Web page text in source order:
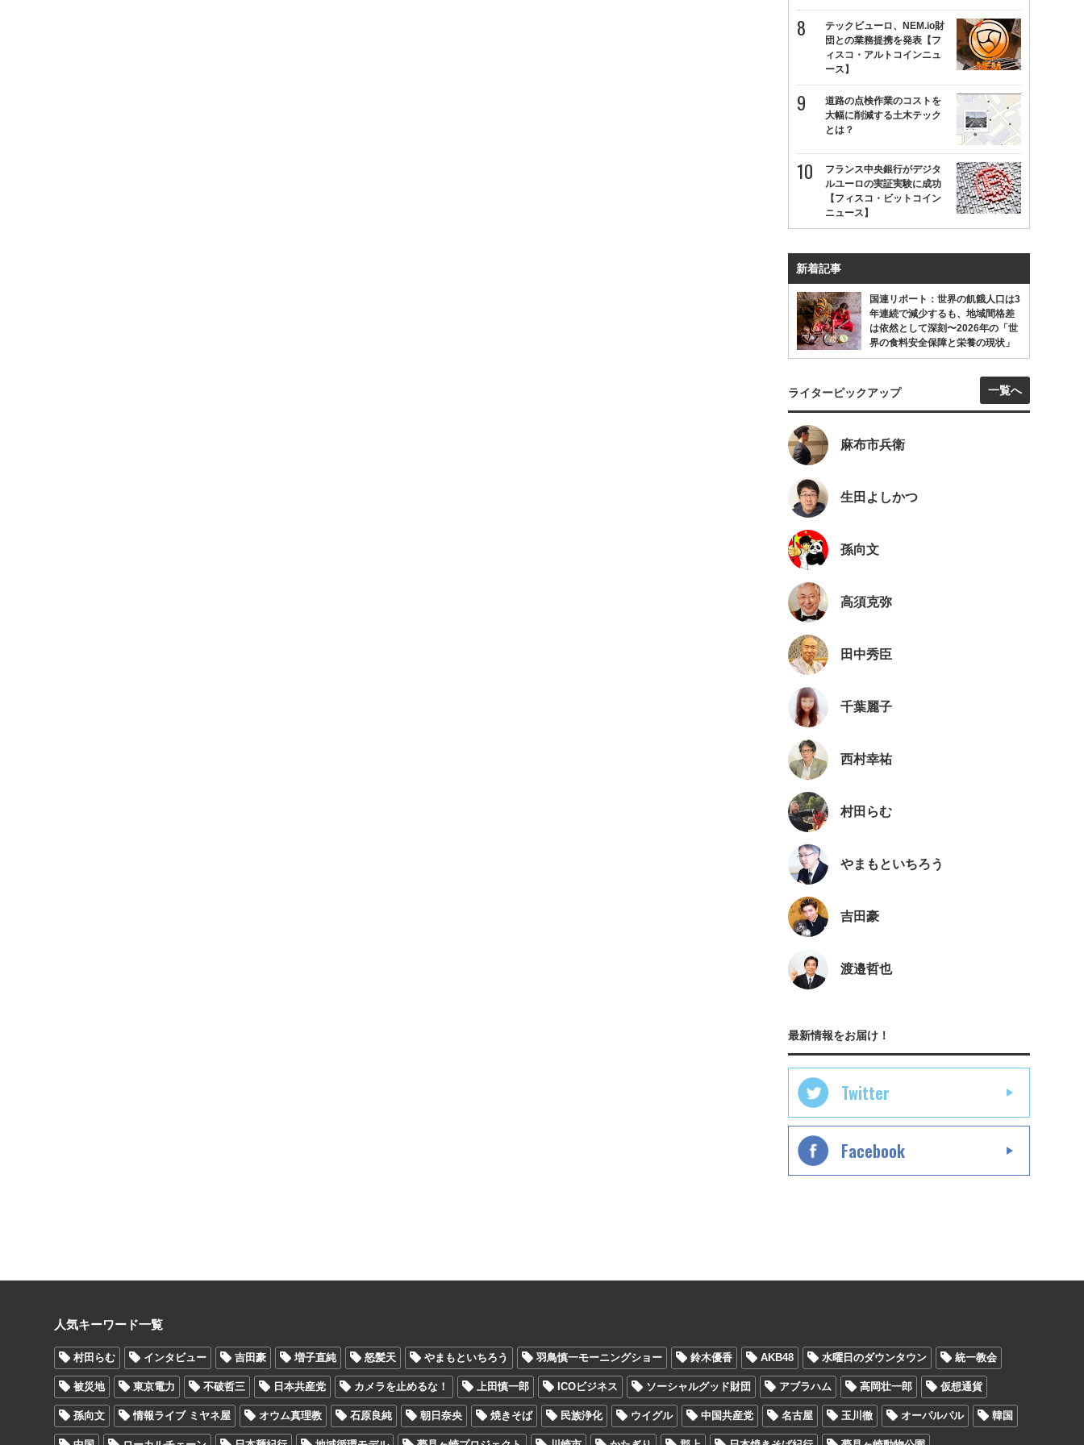
テックビューロ、NEM.io財
団との業務提携を発表【フ
ィスコ・アルトコインニュ
ース】
道路の点検作業のコストを
大幅に削減する土木テック
とは？
フランス中央銀行がデジタ
ルユーロの実証実験に成功
【フィスコ・ビットコイン
ニュース】
新着記事
国連リポート：世界の飢餓人口は3
年連続で減少するも、地域間格差
は依然として深刻〜2026年の「世
界の食料安全保障と栄養の現状」
ライターピックアップ 一覧へ
麻布市兵衛
生田よしかつ
孫向文
高須克弥
田中秀臣
千葉麗子
西村幸祐
村田らむ
やまもといちろう
吉田豪
渡邉哲也
最新情報をお届け！
Twitter
Facebook
人気キーワード一覧
村田らむ インタビュー 吉田豪 増子直純 怒髪天 やまもといちろう 羽鳥慎一モーニングショー 鈴木優香 AKB48 水曜日のダウンタウン 統一教会
被災地 東京電力 不破哲三 日本共産党 カメラを止めるな！ 上田慎一郎 ICOビジネス ソーシャルグッド財団 アブラハム 高岡壮一郎 仮想通貨
孫向文 情報ライブ ミヤネ屋 オウム真理教 石原良純 朝日奈央 焼きそば 民族浄化 ウイグル 中国共産党 名古屋 玉川徹 オーパルパル 韓国